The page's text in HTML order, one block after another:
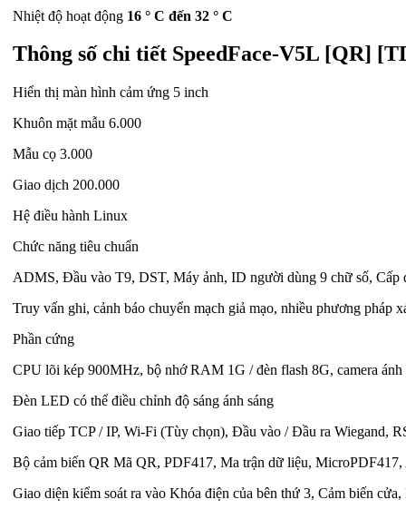
Nhiệt độ hoạt động 16 ° C đến 32 ° C
Thông số chi tiết SpeedFace-V5L [QR]
Hiển thị màn hình cảm ứng 5 inch
Khuôn mặt mẫu 6.000
Mẫu cọ 3.000
Giao dịch 200.000
Hệ điều hành Linux
Chức năng tiêu chuẩn
ADMS, Đầu vào T9, DST, Máy ảnh, ID người dùng 9 chữ số, Cấp
Truy vấn ghi, cảnh báo chuyển mạch giả mạo, nhiều phương pháp
Phần cứng
CPU lõi kép 900MHz, bộ nhớ RAM 1G / đèn flash 8G, camera
Đèn LED có thể điều chỉnh độ sáng ánh sáng
Giao tiếp TCP / IP, Wi-Fi (Tùy chọn), Đầu vào / Đầu ra Wiegand,
Bộ cảm biến QR Mã QR, PDF417, Ma trận dữ liệu, MicroPDF417,
Giao diện kiểm soát ra vào Khóa điện của bên thứ 3, Cảm biến